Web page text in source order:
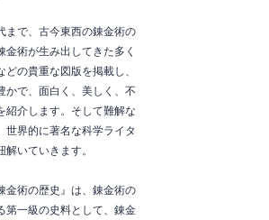
まで、古今東西の錬金術の
金術が生み出してきた多く
の貴重な図版を掲載し、
かで、面白く、美しく、不
紹介します。そして難解な
世界的に著名な科学ライタ
いていきます。
金術の歴史』は、錬金術の
第一級の史料として、錬金